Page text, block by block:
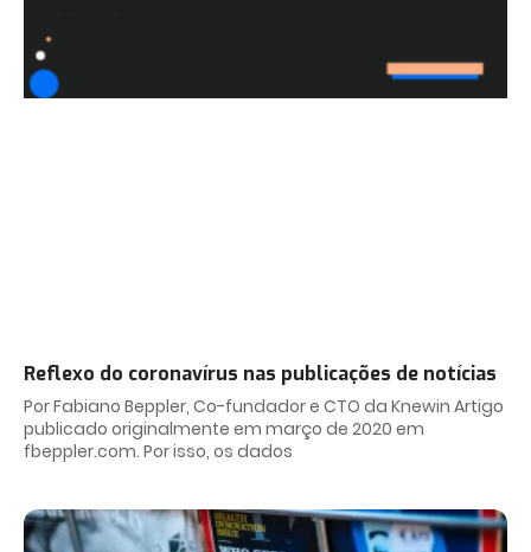
Reflexo do coronavírus nas publicações de notícias
Por Fabiano Beppler, Co-fundador e CTO da Knewin Artigo
publicado originalmente em março de 2020 em
fbeppler.com. Por isso, os dados